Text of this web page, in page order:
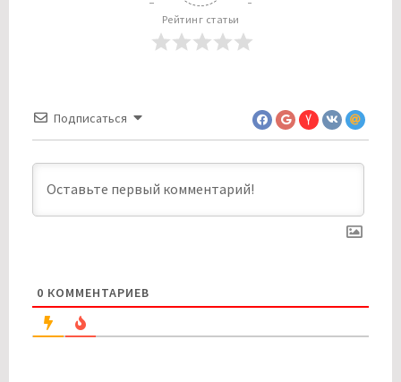
Рейтинг статьи
Подписаться
0 КОММЕНТАРИЕВ